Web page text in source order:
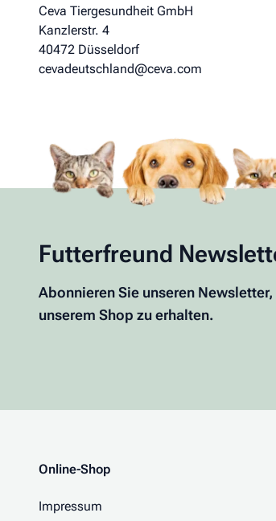
Ceva Tiergesundheit GmbH
Kanzlerstr. 4
40472 Düsseldorf
cevadeutschland@ceva.com
Futterfreund
Abonnieren Sie unseren
unserem Shop zu erhalten.
Online-Shop
Impressum